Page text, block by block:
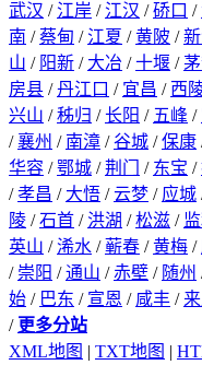
武汉 / 江岸 / 江汉 /硚口 /
南 /蔡甸 / 江夏 /黄陂 /
山 / 阳新 / 大冶 /十堰 /
房县 /丹江口 / 宜昌 / 西
兴山 /秭归 /长阳 / 五峰 /
/襄州 / 南漳 /谷城 /保康
华容 /鄂城 /荆门 / 东宝 /
/孝昌 / 大悟 /云梦 / 应城
陵 /石首 / 洪湖 /松滋 /
英山 /浠水 /蕲春 /黄梅 /
/ 崇阳 /通山 /赤壁 / 随州
始 / 巴东 / 宣恩 / 咸丰 /
/ 更多分站
XML地图 | TXT地图 |